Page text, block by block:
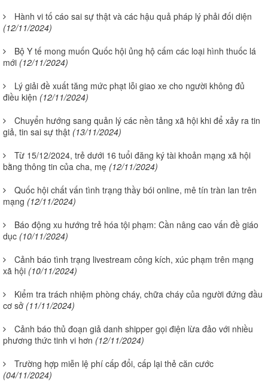
Hành vi tố cáo sai sự thật và các hậu quả pháp lý phải đối diện
(12/11/2024)
Bộ Y tế mong muốn Quốc hội ủng hộ cấm các loại hình thuốc lá
mới (12/11/2024)
Lý giải đề xuất tăng mức phạt lỗi giao xe cho người không đủ
điều kiện (12/11/2024)
Chuyển hướng sang quản lý các nền tảng xã hội khi để xảy ra tin
giả, tin sai sự thật (13/11/2024)
Từ 15/12/2024, trẻ dưới 16 tuổi đăng ký tài khoản mạng xã hội
bằng thông tin của cha, mẹ (12/11/2024)
Quốc hội chất vấn tình trạng thầy bói online, mê tín tràn lan trên
mạng (12/11/2024)
Báo động xu hướng trẻ hóa tội phạm: Cần nâng cao vấn đề giáo
dục (10/11/2024)
Cảnh báo tình trạng livestream công kích, xúc phạm trên mạng
xã hội (10/11/2024)
Kiểm tra trách nhiệm phòng cháy, chữa cháy của người đứng đầu
cơ sở (11/11/2024)
Cảnh báo thủ đoạn giả danh shipper gọi điện lừa đảo với nhiều
phương thức tinh vi hơn (12/11/2024)
Trường hợp miễn lệ phí cấp đổi, cấp lại thẻ căn cước
(04/11/2024)